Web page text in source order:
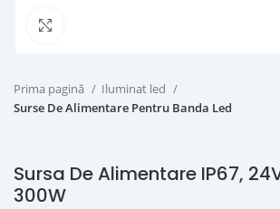
Prima pagină
Iluminat led
Surse De Alimentare Pentru Banda Led
Sursa De Alimentare IP67,
300W